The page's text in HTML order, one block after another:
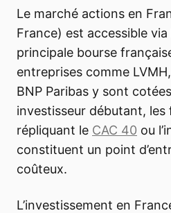
Le marché actions en
France) est accessible
principale bourse
entreprises comme
BNP Paribas y sont
investisseur débutant, les
répliquant le CAC 40 ou
constituent un point
coûteux.
L’investissement en